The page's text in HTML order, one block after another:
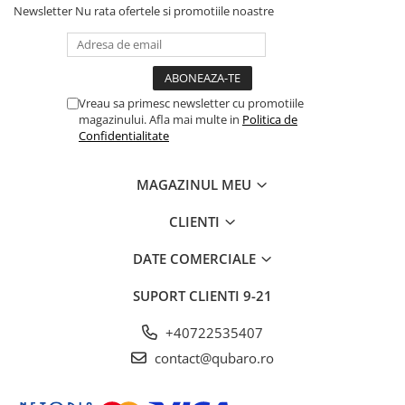
Newsletter Nu rata ofertele si promotiile noastre
Vreau sa primesc newsletter cu promotiile
magazinului. Afla mai multe in Politica de
Confidentialitate
MAGAZINUL MEU
CLIENTI
DATE COMERCIALE
SUPORT CLIENTI 9-21
+40722535407
contact@qubaro.ro